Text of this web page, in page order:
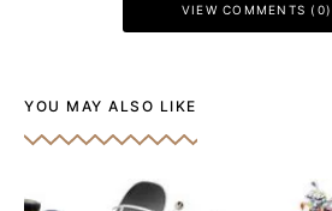
VIEW COMMENTS (0)
YOU MAY ALSO LIKE